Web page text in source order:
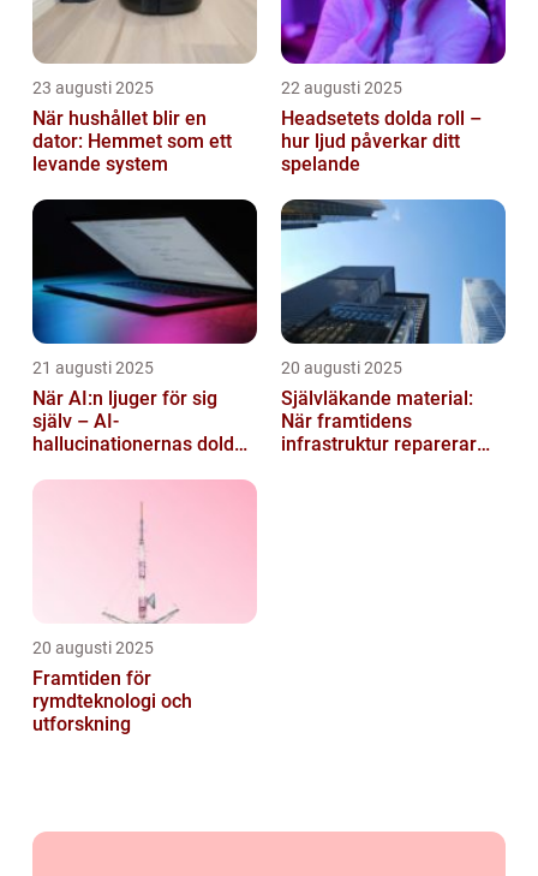
23 augusti 2025
När hushållet blir en
dator: Hemmet som ett
levande system
22 augusti 2025
Headsetets dolda roll –
hur ljud påverkar ditt
spelande
21 augusti 2025
När AI:n ljuger för sig
själv – AI-
hallucinationernas dolda
20 augusti 2025
Självläkande material:
När framtidens
infrastruktur reparerar
20 augusti 2025
Framtiden för
rymdteknologi och
utforskning